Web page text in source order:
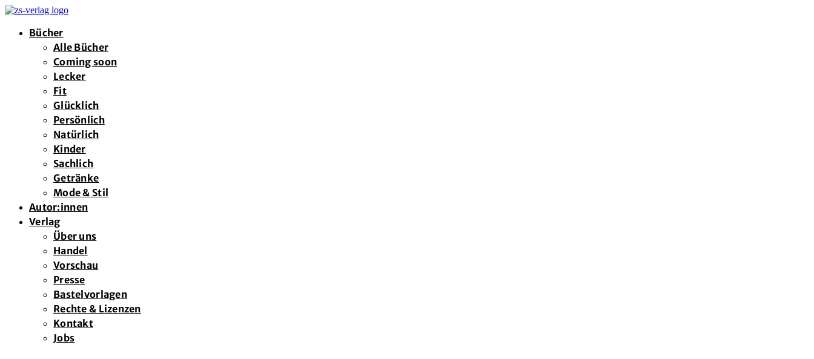
Bücher
Alle Bücher
Coming soon
Lecker
Fit
Glücklich
Persönlich
Natürlich
Kinder
Sachlich
Getränke
Mode & Stil
Autor:innen
Verlag
Über uns
Handel
Vorschau
Presse
Bastelvorlagen
Rechte & Lizenzen
Kontakt
Jobs